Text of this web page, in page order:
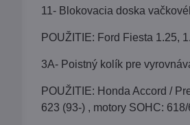
11- Blokovacia doska
POUŽITIE: Ford Fiesta 1.25,
3A- Poistný kolík pre
POUŽITIE: Honda Accord /
623 (93-) , motory SOHC: